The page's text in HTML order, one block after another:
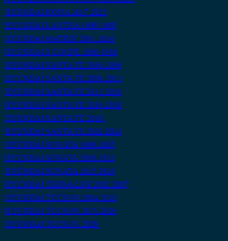
HYUNDAI KONA 2017-2023
HYUNDAI LANTRA 1990-1995
HYUNDAI MATRIX 2001-2010
HYUNDAI S COUPE 1990-1996
HYUNDAI SANTA FE 2000-2006
HYUNDAI SANTA FE 2006-2013
HYUNDAI SANTA FE 2013-2016
HYUNDAI SANTA FE 2016-2018
HYUNDAI SANTA FE 2018-
HYUNDAI SANTA FE 2020-2024
HYUNDAI SONATA 1998-2005
HYUNDAI SONATA 2006-2011
HYUNDAI SONATA 2015-2018
HYUNDAI TERRACAN 2002-2007
HYUNDAI TUCSON 2004-2010
HYUNDAI TUCSON 2015-2020
HYUNDAI TUCSON 2020-